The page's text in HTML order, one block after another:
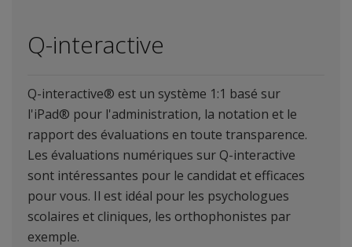
Q-interactive
Q-interactive® est un système 1:1 basé sur
l'iPad® pour l'administration, la notation et le
rapport des évaluations en toute transparence.
Les évaluations numériques sur Q-interactive
sont intéressantes pour le candidat et efficaces
pour vous. Il est idéal pour les psychologues
scolaires et cliniques, les orthophonistes par
exemple.